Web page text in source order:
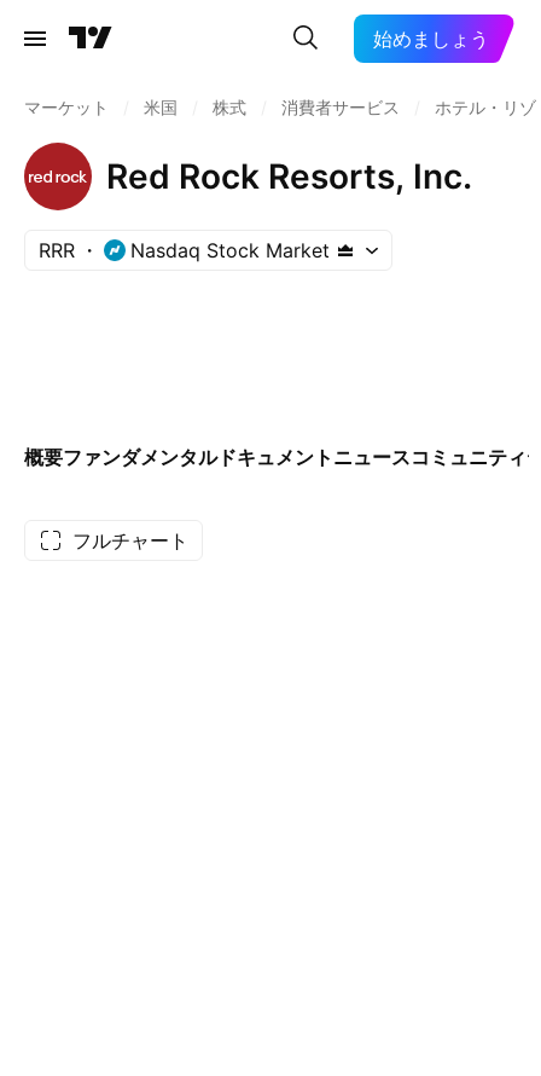
始めましょう
マーケット 米国 株式 消費者サービス ホテル・リ
Red Rock Resorts, Inc.
RRR Nasdaq Stock Market
概要ファンダメンタルドキュメント ニュースコミュニティ
フルチャート